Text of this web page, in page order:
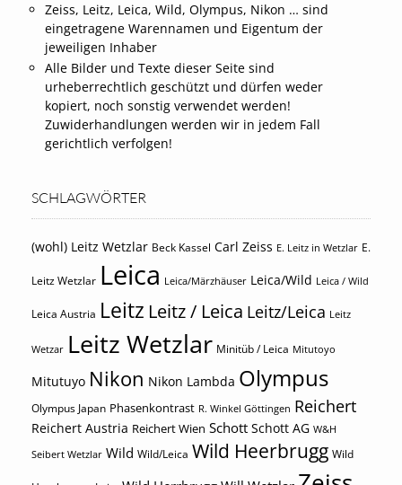
Zeiss, Leitz, Leica, Wild, Olympus, Nikon … sind
eingetragene Warennamen und Eigentum der
jeweiligen Inhaber
Alle Bilder und Texte dieser Seite sind
urheberrechtlich geschützt und dürfen weder
kopiert, noch sonstig verwendet werden!
Zuwiderhandlungen werden wir in jedem Fall
gerichtlich verfolgen!
SCHLAGWÖRTER
(wohl) Leitz Wetzlar Beck Kassel Carl Zeiss E. Leitz in Wetzlar E.
Leitz Wetzlar Leica Leica/Märzhäuser Leica/Wild Leica / Wild
Leica Austria Leitz Leitz / Leica Leitz/Leica Leitz
Wetzar Leitz Wetzlar Minitüb / Leica Mitutoyo
Mitutuyo Nikon Nikon Lambda Olympus
Olympus Japan Phasenkontrast R. Winkel Göttingen Reichert
Reichert Austria Reichert Wien Schott Schott AG W&H
Seibert Wetzlar Wild Wild/Leica Wild Heerbrugg Wild